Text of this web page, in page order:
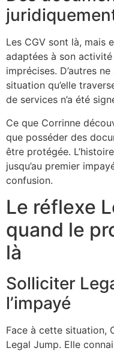
Les CGV sont là, mais
adaptées à son
imprécises. D’autres
situation qu’elle
de services n’a été
Ce que Corrinne
que posséder des
être protégée.
jusqu’au premier
confusion.
Le réflexe
quand le
là
Solliciter
l’impayé
Face à cette situation,
Legal Jump. Elle